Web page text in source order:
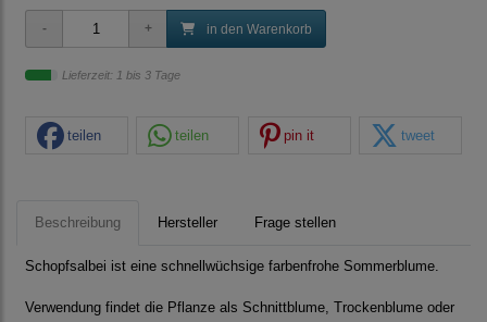
in den Warenkorb
Lieferzeit: 1 bis 3 Tage
teilen teilen pin it tweet
Beschreibung Hersteller Frage stellen
Schopfsalbei ist eine schnellwüchsige farbenfrohe Sommerblume.
Verwendung findet die Pflanze als Schnittblume, Trockenblume oder